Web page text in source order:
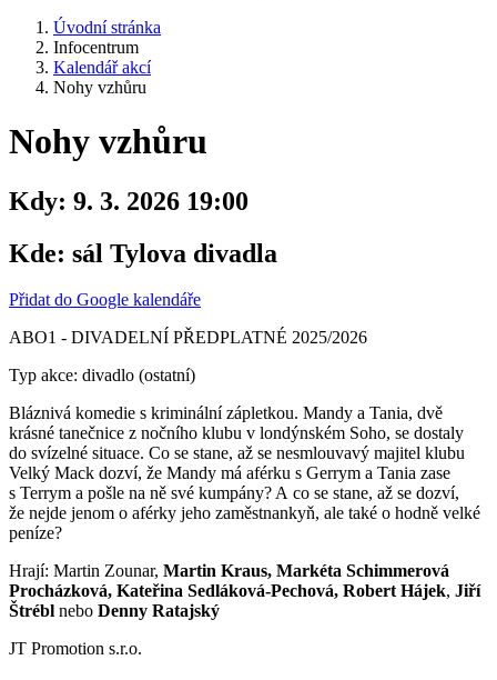
Úvodní stránka
Infocentrum
Kalendář akcí
Nohy vzhůru
Nohy vzhůru
Kdy: 9. 3. 2026 19:00
Kde: sál Tylova divadla
Přidat do Google kalendáře
ABO1 - DIVADELNÍ PŘEDPLATNÉ 2025/2026
Typ akce: divadlo (ostatní)
Bláznivá komedie s kriminální zápletkou. Mandy a Tania, dvě
krásné tanečnice z nočního klubu v londýnském Soho, se dostaly
do svízelné situace. Co se stane, až se nesmlouvavý majitel klubu
Velký Mack dozví, že Mandy má aférku s Gerrym a Tania zase
s Terrym a pošle na ně své kumpány? A co se stane, až se dozví,
že nejde jenom o aférky jeho zaměstnankyň, ale také o hodně velké
peníze?
Hrají: Martin Zounar, Martin Kraus, Markéta Schimmerová
Procházková, Kateřina Sedláková-Pechová, Robert Hájek, Jiří
Štrébl nebo Denny Ratajský
JT Promotion s.r.o.